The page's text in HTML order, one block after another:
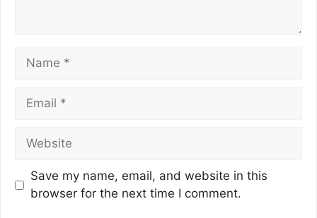
Save my name, email, and website in this
browser for the next time I comment.